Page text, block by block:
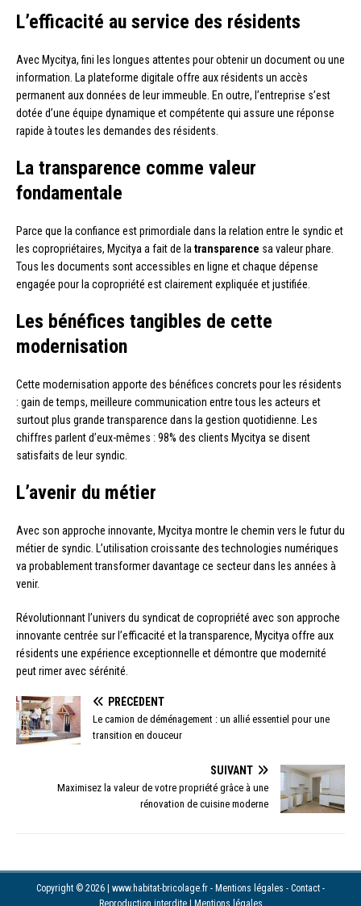
L’efficacité au service des résidents
Avec Mycitya, fini les longues attentes pour obtenir un document ou une
information. La plateforme digitale offre aux résidents un accès
permanent aux données de leur immeuble. En outre, l’entreprise s’est
dotée d’une équipe dynamique et compétente qui assure une réponse
rapide à toutes les demandes des résidents.
La transparence comme valeur
fondamentale
Parce que la confiance est primordiale dans la relation entre le syndic et
les copropriétaires, Mycitya a fait de la transparence sa valeur phare.
Tous les documents sont accessibles en ligne et chaque dépense
engagée pour la copropriété est clairement expliquée et justifiée.
Les bénéfices tangibles de cette
modernisation
Cette modernisation apporte des bénéfices concrets pour les résidents
: gain de temps, meilleure communication entre tous les acteurs et
surtout plus grande transparence dans la gestion quotidienne. Les
chiffres parlent d’eux-mêmes : 98% des clients Mycitya se disent
satisfaits de leur syndic.
L’avenir du métier
Avec son approche innovante, Mycitya montre le chemin vers le futur du
métier de syndic. L’utilisation croissante des technologies numériques
va probablement transformer davantage ce secteur dans les années à
venir.
Révolutionnant l’univers du syndicat de copropriété avec son approche
innovante centrée sur l’efficacité et la transparence, Mycitya offre aux
résidents une expérience exceptionnelle et démontre que modernité
peut rimer avec sérénité.
PRÉCÉDENT
Le camion de déménagement : un allié essentiel pour une
transition en douceur
SUIVANT
Maximisez la valeur de votre propriété grâce à une
rénovation de cuisine moderne
Copyright © 2026 | www.habitat-bricolage.fr - Mentions légales - Contact -
Reproduction interdite | Mentions légales